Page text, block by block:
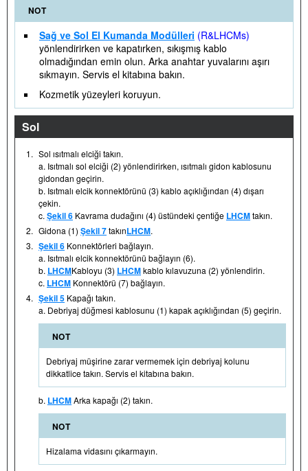
NOT
Sağ ve Sol El Kumanda Modülleri (R&LHCMs)
yönlendirirken ve kapatırken, sıkışmış kablo
olmadığından emin olun. Arka anahtar yuvalarını aşırı
sıkmayın. Servis el kitabına bakın.
Kozmetik yüzeyleri koruyun.
Sol
1. Sol ısıtmalı elciği takın.
a. Isıtmalı sol elciği (2) yönlendirirken, ısıtmalı gidon kablosunu
gidondan geçirin.
b. Isıtmalı elcik konnektörünü (3) kablo açıklığından (4) dışarı
çekin.
c. Şekil 6 Kavrama dudağını (4) üstündeki çentiğe LHCMtakın.
2. Gidona (1) Şekil 7takınLHCM.
3. Şekil 6 Konnektörleri bağlayın.
a. Isıtmalı elcik konnektörünü bağlayın (6).
b. LHCMKabloyu (3) LHCMkablo kılavuzuna (2) yönlendirin.
c. LHCM Konnektörü (7) bağlayın.
4. Şekil 5 Kapağı takın.
a. Debriyaj düğmesi kablosunu (1) kapak açıklığından (5) geçirin.
NOT
Debriyaj müşirine zarar vermemek için debriyaj kolunu
dikkatlice takın. Servis el kitabına bakın.
b. LHCMArka kapağı (2) takın.
NOT
Hizalama vidasını çıkarmayın.